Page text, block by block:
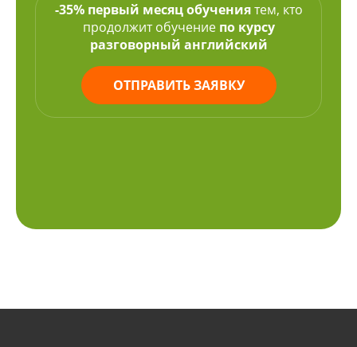
-35% первый месяц обучениятем, кто
продолжит обучение по курсу
разговорный английский
ОТПРАВИТЬ ЗАЯВКУ